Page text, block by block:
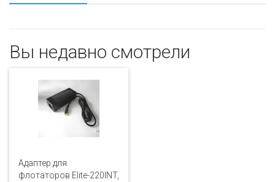
Вы недавно смотрели
Адаптер для
флотаторов Elite-220INT,